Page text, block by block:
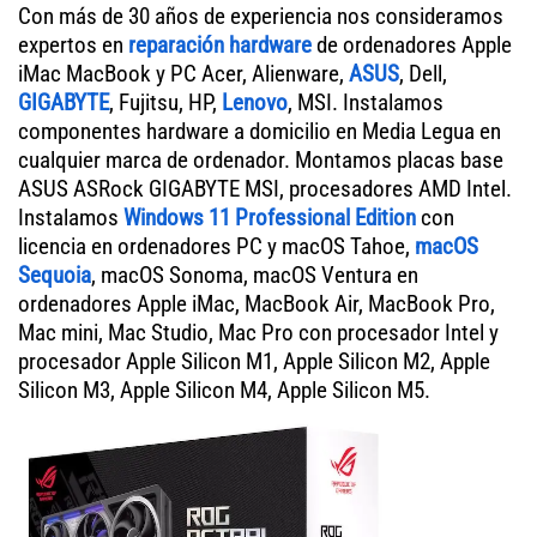
Con más de 30 años de experiencia nos consideramos
expertos en reparación hardwarede ordenadores Apple
iMac MacBook y PC Acer, Alienware, ASUS, Dell,
GIGABYTE, Fujitsu, HP, Lenovo, MSI. Instalamos
componentes hardware a domicilio en Media Legua en
cualquier marca de ordenador. Montamos placas base
ASUS ASRock GIGABYTE MSI, procesadores AMD Intel.
Instalamos Windows 11 Professional Edition con
licencia en ordenadores PC y macOS Tahoe, macOS
Sequoia, macOS Sonoma, macOS Ventura en
ordenadores Apple iMac, MacBook Air, MacBook Pro,
Mac mini, Mac Studio, Mac Pro con procesador Intel y
procesador Apple Silicon M1, Apple Silicon M2, Apple
Silicon M3, Apple Silicon M4, Apple Silicon M5.